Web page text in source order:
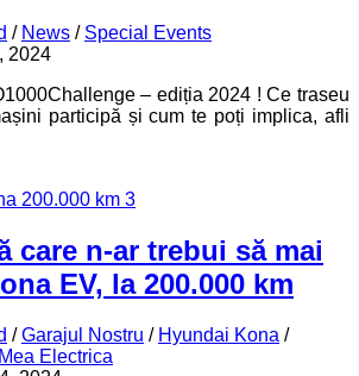
/ News / Special Events
2024
– ediția 2024 ! Ce traseu
participă și cum te poți implica, afli
3
care n-ar trebui să mai
EV, la 200.000 km
/Garajul Nostru / Hyundai Kona /
Electrica